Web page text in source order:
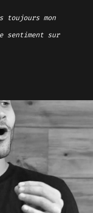
toujours mon
sentiment sur